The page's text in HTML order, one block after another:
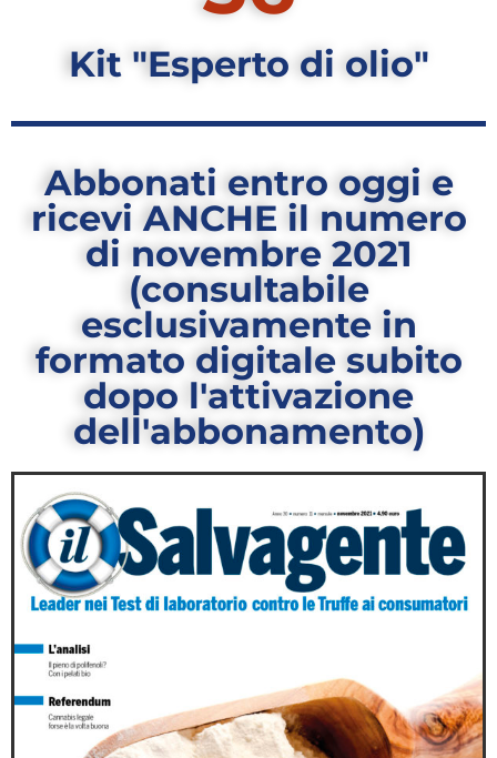
Kit "Esperto di olio"
Abbonati entro oggi e
ricevi ANCHE il numero
di novembre 2021
(consultabile
esclusivamente in
formato digitale subito
dopo l'attivazione
dell'abbonamento)